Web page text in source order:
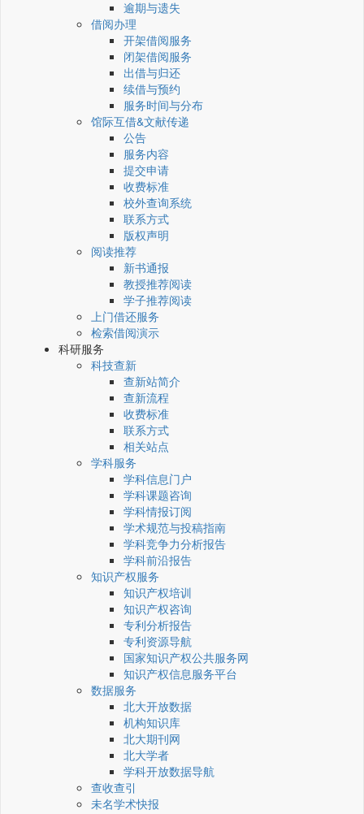
逾期与遗失
借阅办理
开架借阅服务
闭架借阅服务
出借与归还
续借与预约
服务时间与分布
馆际互借&文献传递
公告
服务内容
提交申请
收费标准
校外查询系统
联系方式
版权声明
阅读推荐
新书通报
教授推荐阅读
学子推荐阅读
上门借还服务
检索借阅演示
科研服务
科技查新
查新站简介
查新流程
收费标准
联系方式
相关站点
学科服务
学科信息门户
学科课题咨询
学科情报订阅
学术规范与投稿指南
学科竞争力分析报告
学科前沿报告
知识产权服务
知识产权培训
知识产权咨询
专利分析报告
专利资源导航
国家知识产权公共服务网
知识产权信息服务平台
数据服务
北大开放数据
机构知识库
北大期刊网
北大学者
学科开放数据导航
查收查引
未名学术快报